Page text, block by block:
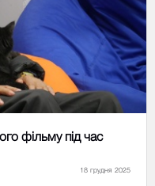
фільму під час
18 грудня 2025